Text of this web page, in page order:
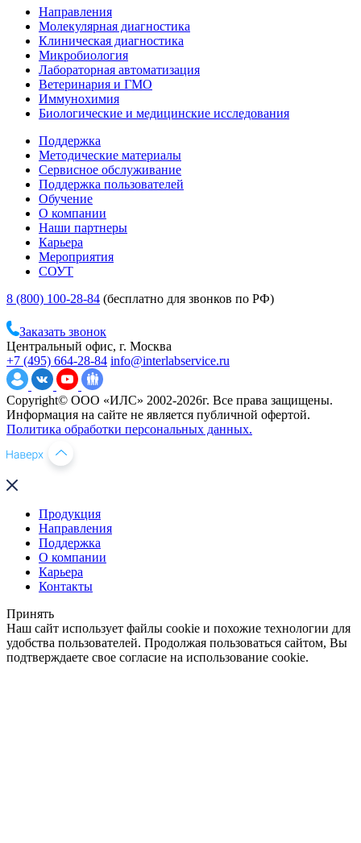
Направления
Молекулярная диагностика
Клиническая диагностика
Микробиология
Лабораторная автоматизация
Ветеринария и ГМО
Иммунохимия
Биологические и медицинские исследования
Поддержка
Методические материалы
Сервисное обслуживание
Поддержка пользователей
Обучение
О компании
Наши партнеры
Карьера
Мероприятия
СОУТ
8 (800) 100-28-84 (бесплатно для звонков по РФ)
Заказать звонок
Центральный офис, г. Москва
+7 (495) 664-28-84 info@interlabservice.ru
Copyright© ООО «ИЛС» 2002-2026г. Все права защищены.
Информация на сайте не является публичной офертой.
Политика обработки персональных данных.
Продукция
Направления
Поддержка
О компании
Карьера
Контакты
Принять
Наш сайт использует файлы cookie и похожие технологии для
удобства пользователей. Продолжая пользоваться сайтом, Вы
подтверждаете свое согласие на использование cookie.